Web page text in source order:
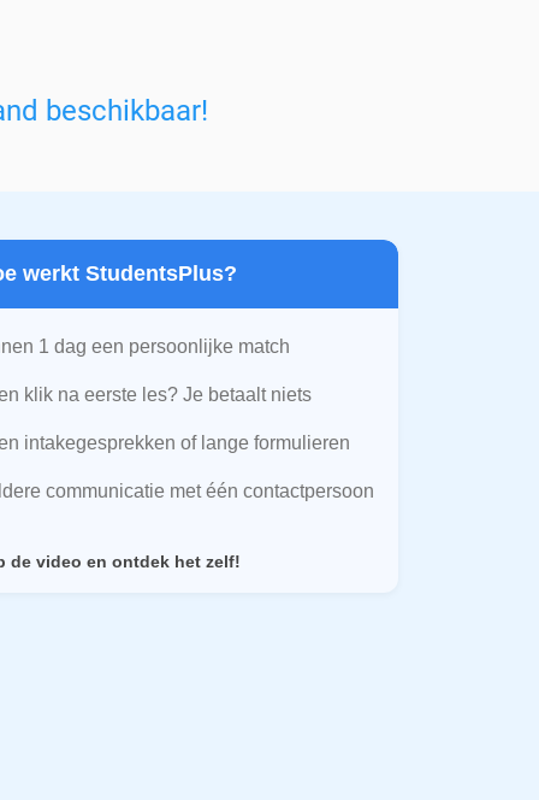
beschikbaar!
werkt StudentsPlus?
1 dag een persoonlijke match
klik na eerste les? Je betaalt niets
intakegesprekken of lange formulieren
communicatie met één contactpersoon
de video en ontdek het zelf!